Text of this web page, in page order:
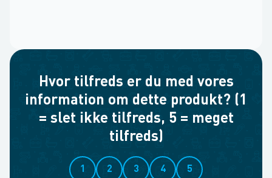
Hvor tilfreds er du med vores
information om dette produkt? (1
= slet ikke tilfreds, 5 = meget
tilfreds)
1 2 3 4 5